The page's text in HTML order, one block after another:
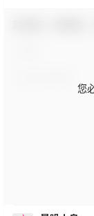
您